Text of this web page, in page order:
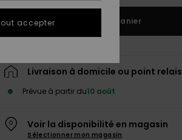
Ajouter au panier
Livraison à domicile ou point relais
Prévue à partir du10 août
Voir la disponibilité en magasin
Sélectionner mon magasin
accepter